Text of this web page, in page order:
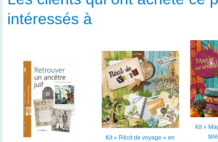
intéressés à
Kit « Récit de voyage » en
Kit «